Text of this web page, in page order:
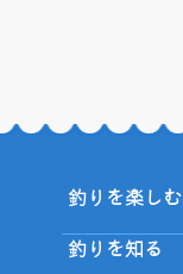
釣りを楽しむ
釣りを知る